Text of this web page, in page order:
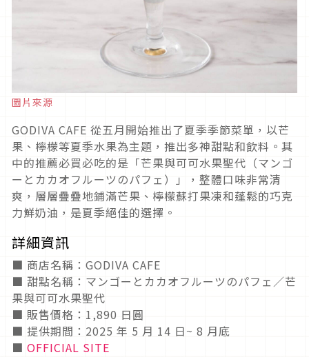
圖片來源
GODIVA CAFE 從五月開始推出了夏季季節菜單，以芒
果、檸檬等夏季水果為主題，推出多神甜點和飲料。其
中的推薦必買必吃的是「芒果與可可水果聖代（マンゴ
ーとカカオフルーツのパフェ）」，整體口味非常清
爽，層層疊疊地鋪滿芒果、檸檬蘇打果凍和蓬鬆的巧克
力鮮奶油，是夏季絕佳的選擇。
詳細資訊
■ 商店名稱：GODIVA CAFE
■ 甜點名稱：マンゴーとカカオフルーツのパフェ／芒
果與可可水果聖代
■ 販售價格：1,890 日圓
■ 提供期間：2025 年 5 月 14 日~ 8 月底
■ OFFICIAL SITE